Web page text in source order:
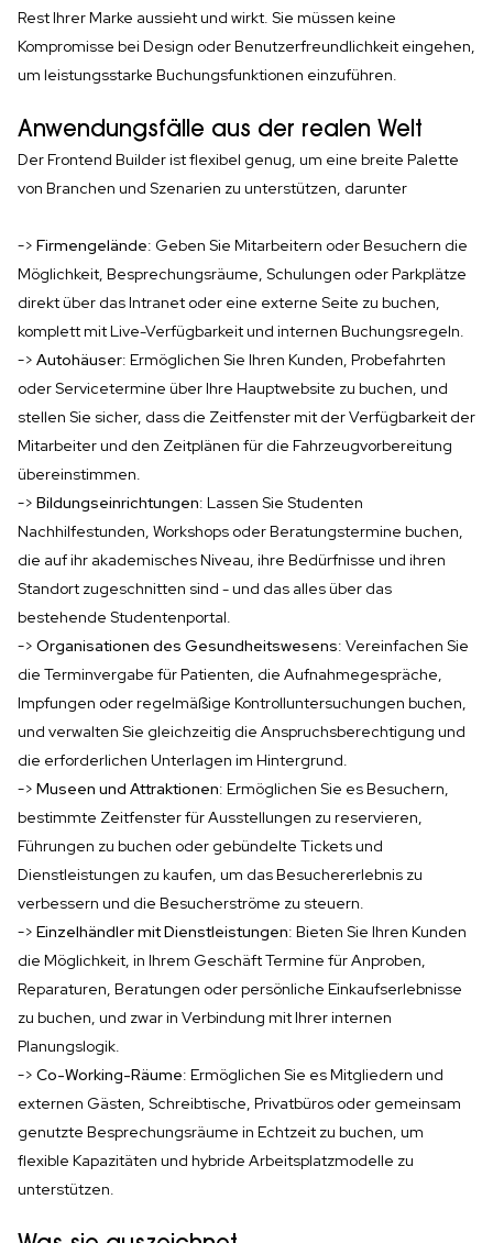
Rest Ihrer Marke aussieht und wirkt. Sie müssen keine
Kompromisse bei Design oder Benutzerfreundlichkeit eingehen,
um leistungsstarke Buchungsfunktionen einzuführen.
Anwendungsfälle aus der realen Welt
Der Frontend Builder ist flexibel genug, um eine breite Palette
von Branchen und Szenarien zu unterstützen, darunter
-> Firmengelände: Geben Sie Mitarbeitern oder Besuchern die
Möglichkeit, Besprechungsräume, Schulungen oder Parkplätze
direkt über das Intranet oder eine externe Seite zu buchen,
komplett mit Live-Verfügbarkeit und internen Buchungsregeln.
-> Autohäuser: Ermöglichen Sie Ihren Kunden, Probefahrten
oder Servicetermine über Ihre Hauptwebsite zu buchen, und
stellen Sie sicher, dass die Zeitfenster mit der Verfügbarkeit der
Mitarbeiter und den Zeitplänen für die Fahrzeugvorbereitung
übereinstimmen.
-> Bildungseinrichtungen: Lassen Sie Studenten
Nachhilfestunden, Workshops oder Beratungstermine buchen,
die auf ihr akademisches Niveau, ihre Bedürfnisse und ihren
Standort zugeschnitten sind - und das alles über das
bestehende Studentenportal.
-> Organisationen des Gesundheitswesens: Vereinfachen Sie
die Terminvergabe für Patienten, die Aufnahmegespräche,
Impfungen oder regelmäßige Kontrolluntersuchungen buchen,
und verwalten Sie gleichzeitig die Anspruchsberechtigung und
die erforderlichen Unterlagen im Hintergrund.
-> Museen und Attraktionen: Ermöglichen Sie es Besuchern,
bestimmte Zeitfenster für Ausstellungen zu reservieren,
Führungen zu buchen oder gebündelte Tickets und
Dienstleistungen zu kaufen, um das Besuchererlebnis zu
verbessern und die Besucherströme zu steuern.
-> Einzelhändler mit Dienstleistungen: Bieten Sie Ihren Kunden
die Möglichkeit, in Ihrem Geschäft Termine für Anproben,
Reparaturen, Beratungen oder persönliche Einkaufserlebnisse
zu buchen, und zwar in Verbindung mit Ihrer internen
Planungslogik.
-> Co-Working-Räume: Ermöglichen Sie es Mitgliedern und
externen Gästen, Schreibtische, Privatbüros oder gemeinsam
genutzte Besprechungsräume in Echtzeit zu buchen, um
flexible Kapazitäten und hybride Arbeitsplatzmodelle zu
unterstützen.